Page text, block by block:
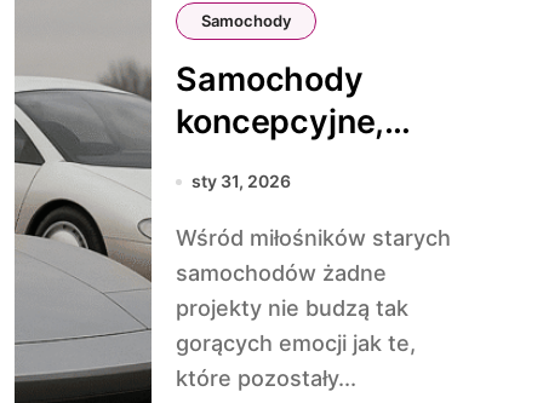
Samochody
Samochody
koncepcyjne,
które nigdy nie
sty 31, 2026
Wśród miłośników starych
samochodów żadne
projekty nie budzą tak
gorących emocji jak te,
które pozostały...